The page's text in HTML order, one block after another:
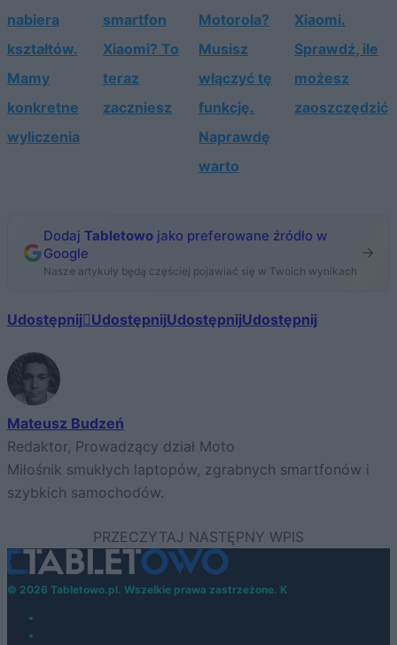
nabiera
kształtów.
Mamy
konkretne
wyliczenia
smartfon
Xiaomi? To
teraz
zaczniesz
Motorola?
Musisz
włączyć tę
funkcję.
Naprawdę
warto
Xiaomi.
Sprawdź, ile
możesz
zaoszczędzić
Dodaj Tabletowo jako preferowane źródło w
Google
Nasze artykuły będą częściej pojawiać się w Twoich wynikach
Udostępnij UdostępnijUdostępnijUdostępnij
Mateusz Budzeń
Redaktor, Prowadzący dział Moto
Miłośnik smukłych laptopów, zgrabnych smartfonów i
szybkich samochodów.
© 2026 Tabletowo.pl. Wszelkie prawa zastrzeżone. K